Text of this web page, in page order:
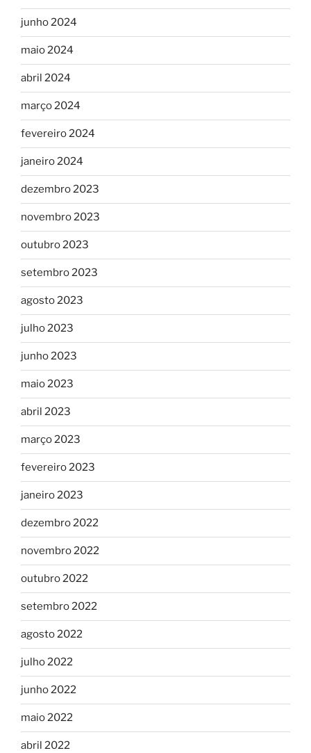
junho 2024
maio 2024
abril 2024
março 2024
fevereiro 2024
janeiro 2024
dezembro 2023
novembro 2023
outubro 2023
setembro 2023
agosto 2023
julho 2023
junho 2023
maio 2023
abril 2023
março 2023
fevereiro 2023
janeiro 2023
dezembro 2022
novembro 2022
outubro 2022
setembro 2022
agosto 2022
julho 2022
junho 2022
maio 2022
abril 2022